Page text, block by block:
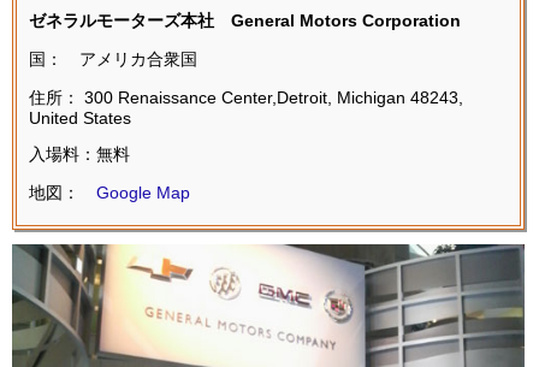
ゼネラルモーターズ本社 General Motors Corporation
国： アメリカ合衆国
住所： 300 Renaissance Center,Detroit, Michigan 48243,
United States
入場料：無料
地図：Google Map